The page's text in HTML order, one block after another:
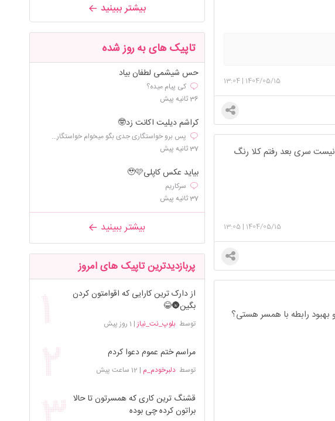
1404/05/15
|
13:04
نیست سری بعد رفتم کلا رنگ
1404/05/15
|
13:05
بهبود رابطه با همسر هستی؟
بیشتر ببینید
تاپیک های به روز شده
حس شیشمی لطفان بیاد
کی پیام میده؟
36 ثانیه پیش
کراشم دیلیت اکانت زد🤓
پس برو خواستگاری جدی بگو میخوام خواستگار...
37 ثانیه پیش
بیاید عکس کاپلی🥹🩷
سرکاریم
37 ثانیه پیش
بیشتر ببینید
پربازدیدترین تاپیک های امروز
از دارک ترین کارایی که اقوامتون کردن
بگین🌚😂
توسطبلوپ_نت_نیاز| 1 روز پیش
مراسم ختم عموم دعوا کردم
توسطدلبرخودم_م | 12 ساعت پیش
قشنگ ترین کاری که همسرتون تا حالا
براتون کرده چی بوده